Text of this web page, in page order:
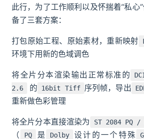
此行，为了工作顺利以及怀揣着“私心
备了三套方案：
打包原始工程、原始素材，重新映射
环境下用新的色域调色
将全片分本渲染输出正常标准的
2.6
的 16bit Tiff 序列帧，导出 EDL
重新做色彩管理
将全片分本直接渲染为 ST 2084 PQ /
（
PQ 是 Dolby 设计的一个特殊